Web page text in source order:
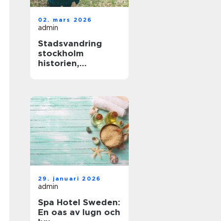
02. mars 2026
admin
Stadsvandring
stockholm
historien,
29. januari 2026
admin
Spa Hotel Sweden:
En oas av lugn och